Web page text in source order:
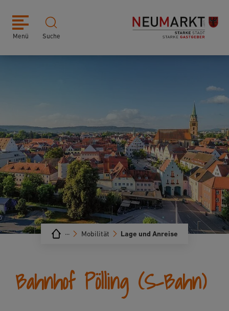
Menü Suche
Lage und Anreise
Mobilität
···
Bahnhof Pölling (S-Bahn)